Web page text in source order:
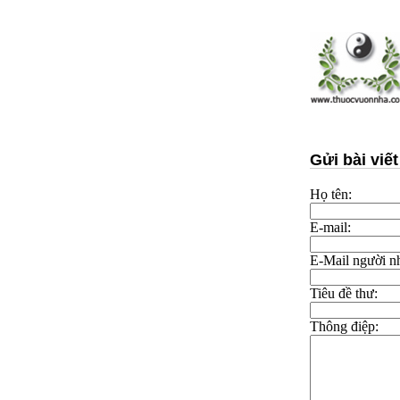
Gửi bài viết
Họ tên:
E-mail:
E-Mail người
Tiêu đề thư:
Thông điệp: